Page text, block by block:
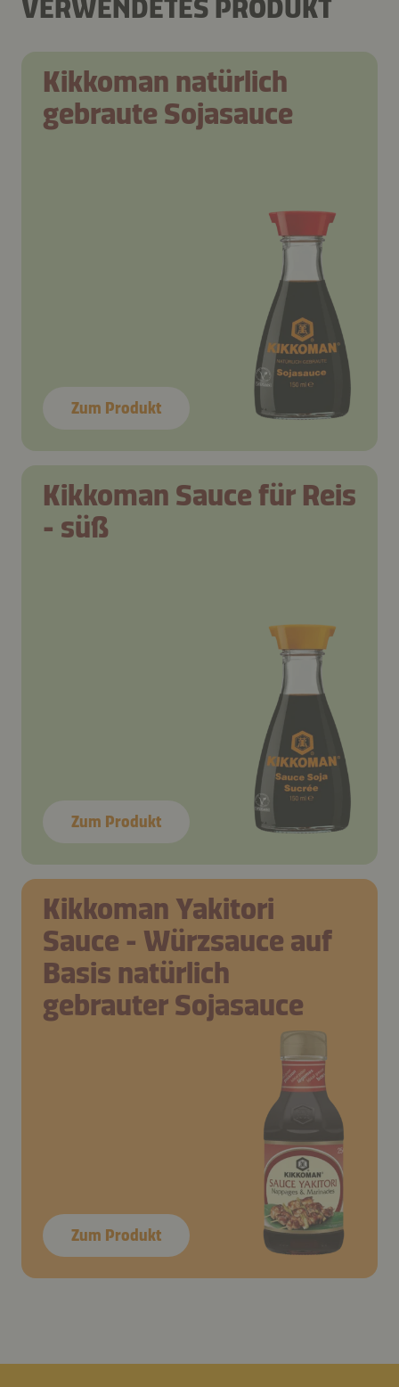
VERWENDETES PRODUKT
Kikkoman natürlich
gebraute Sojasauce
Zum Produkt
Kikkoman Sauce für Reis
- süß
Zum Produkt
Kikkoman Yakitori
Sauce - Würzsauce auf
Basis natürlich
gebrauter Sojasauce
Zum Produkt